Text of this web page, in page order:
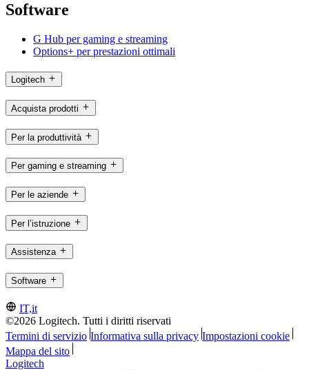
Software
G Hub per gaming e streaming
Options+ per prestazioni ottimali
Logitech
Acquista prodotti
Per la produttività
Per gaming e streaming
Per le aziende
Per l’istruzione
Assistenza
Software
IT,it
©2026 Logitech. Tutti i diritti riservati
Termini di servizio Informativa sulla privacy Impostazioni cookie
Mappa del sito
Logitech